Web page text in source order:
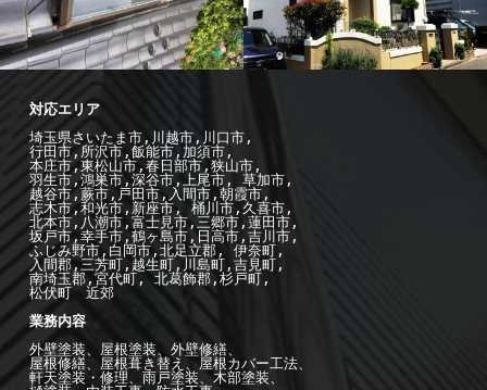
-施工例-- 外
-施工例-- 外
埼玉県さいたま市,川越市,川口市,
行田市,所沢市,飯能市,加須市,
本庄市,東松山市,春日部市,狭山市,
羽生市,鴻巣市,深谷市,上尾市, 草加市,
越谷市,蕨市,戸田市,入間市,朝霞市,
志木市,和光市,新座市, 桶川市,久喜市,
北本市,八潮市,富士見市,三郷市,蓮田市,
坂戸市,幸手市,鶴ヶ島市,日高市,吉川市,
ふじみ野市,白岡市,北足立郡, 伊奈町,
入間郡,三芳町,越生町,川島町,吉見町,
南埼玉郡,宮代町, 北葛飾郡,杉戸町,
松伏町　近郊
業務内容
外壁塗装、屋根塗装、外壁修繕、
屋根修繕、屋根葺き替え、屋根カバー工法、
軒天塗装・修理、雨戸塗装、木部塗装、